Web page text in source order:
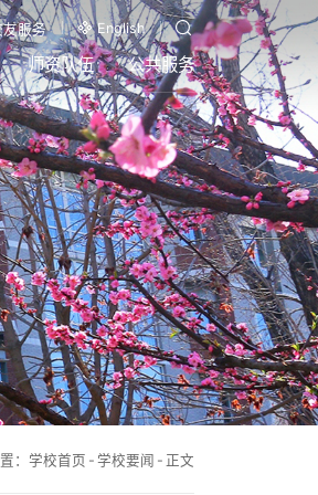
友服务 English
师资队伍 公共服务
： 学校首页 - 学校要闻 - 正文